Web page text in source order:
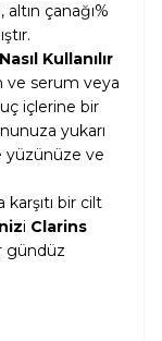
çanağı%
Kullanılır
ve serum veya
içlerine bir
yukarı
yüzünüze ve
bir cilt
i Clarins
gündüz